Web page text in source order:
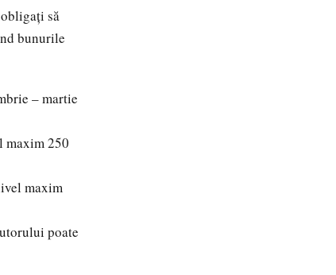
să
bunurile
– martie
250
maxim
poate